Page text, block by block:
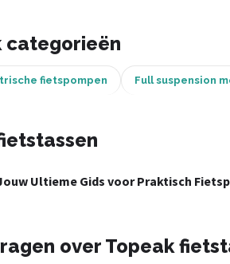
categorieën
fietspompen Full suspension
Ultieme Gids voor Praktisch
over Topeak